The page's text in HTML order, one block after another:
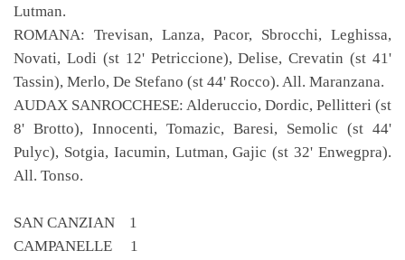
Lutman.
ROMANA: Trevisan, Lanza, Pacor, Sbrocchi, Leghissa,
Novati, Lodi (st 12' Petriccione), Delise, Crevatin (st 41'
Tassin), Merlo, De Stefano (st 44' Rocco). All. Maranzana.
AUDAX SANROCCHESE: Alderuccio, Dordic, Pellitteri (st
8' Brotto), Innocenti, Tomazic, Baresi, Semolic (st 44'
Pulyc), Sotgia, Iacumin, Lutman, Gajic (st 32' Enwegpra).
All. Tonso.
SAN CANZIAN 1
CAMPANELLE 1